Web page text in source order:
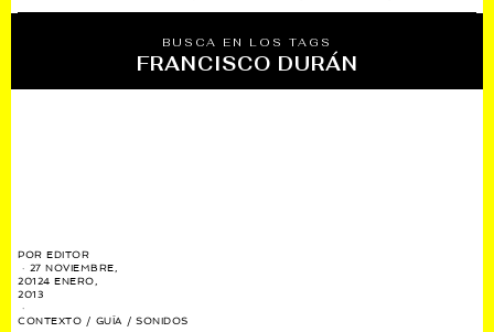
BUSCA EN LOS TAGS
FRANCISCO DURÁN
POREDITOR
27 NOVIEMBRE,
20124 ENERO,
2013
CONTEXTO / GUÍA / SONIDOS